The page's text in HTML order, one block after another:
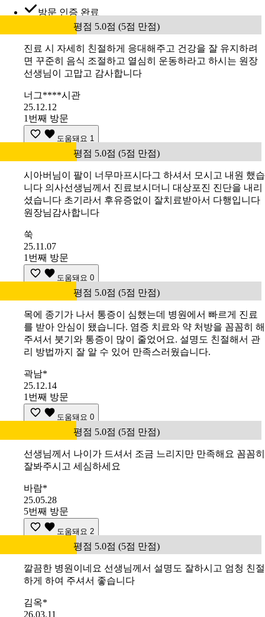
방문 인증 완료
평점 5.0점 (5점 만점)
진료 시 자세히 친절하게 응대해주고 건강을 잘 유지하려
면 꾸준히 음식 조절하고 열심히 운동하라고 하시는 원장
선생님이 고맙고 감사합니다
너그****시관
25.12.12
1번째 방문
도움돼요 1
평점 5.0점 (5점 만점)
시아버님이 팔이 너무마프시다그 하셔서 모시고 내원 했습
니다 의사선생님께서 진료보시더니 대상포진 진단을 내리
셨습니다 초기라서 후유증없이 잘치료받아서 다행입니다
원장님감사합니다
쑥
25.11.07
1번째 방문
도움돼요 0
평점 5.0점 (5점 만점)
목에 종기가 나서 통증이 심했는데 병원에서 빠르게 진료
를 받아 안심이 됐습니다. 염증 치료와 약 처방을 꼼꼼히 해
주셔서 붓기와 통증이 많이 줄었어요. 설명도 친절해서 관
리 방법까지 잘 알 수 있어 만족스러웠습니다.
곽남*
25.12.14
1번째 방문
도움돼요 0
평점 5.0점 (5점 만점)
선생님께서 나이가 드셔서 조금 느리지만 만족해요 꼼꼼히
잘봐주시고 세심하세요
바람*
25.05.28
5번째 방문
도움돼요 2
평점 5.0점 (5점 만점)
깔끔한 병원이네요 선생님께서 설명도 잘하시고 엄청 친절
하게 하여 주셔서 좋습니다
김옥*
26.03.11